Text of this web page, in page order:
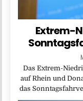
Extrem-
Das Extrem-
auf Rhein und
das